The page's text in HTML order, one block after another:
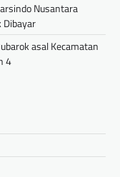
Nusantara
Dibayar
asal Kecamatan
4